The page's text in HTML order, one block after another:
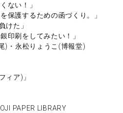
ない！」
保護するための函づくり。」
けた」
印刷をしてみたい！」
)・永松りょうこ(博報堂)
ィア)」
PAPER LIBRARY